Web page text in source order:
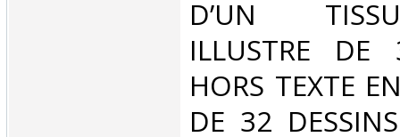
D’UN
ILLUSTRE DE
HORS TEXTE
DE 32